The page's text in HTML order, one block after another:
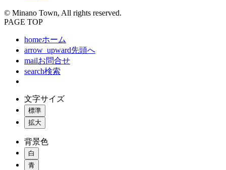
© Minano Town, All rights reserved.
PAGE TOP
homeホーム
arrow_upward先頭へ
mailお問合せ
search検索
文字サイズ
標準
拡大
背景色
白
青